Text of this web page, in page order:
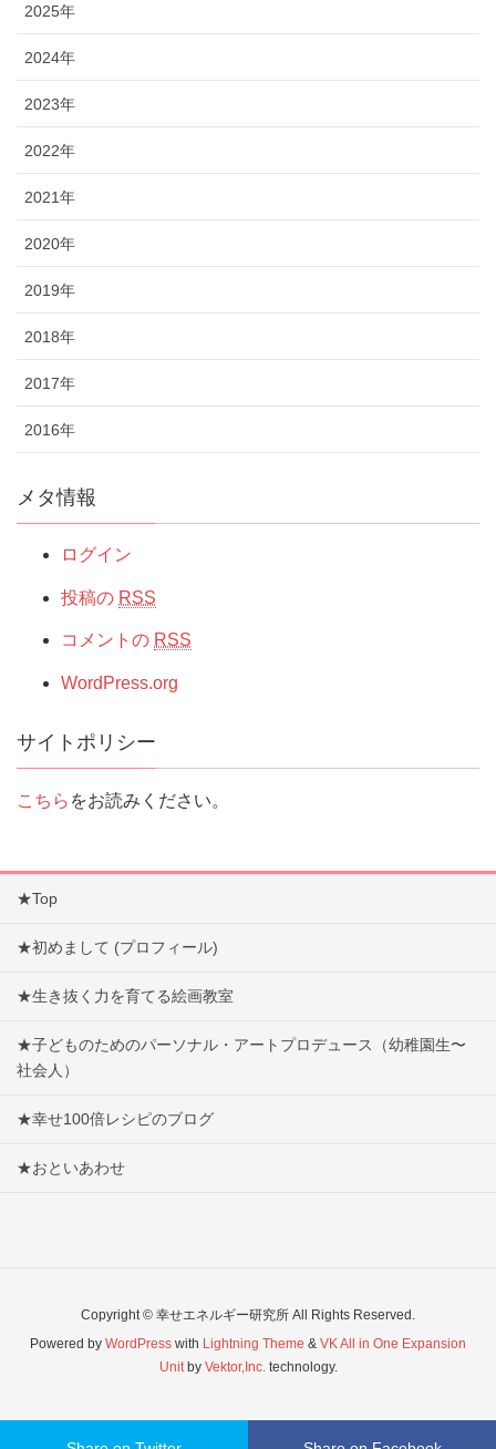
2025年
2024年
2023年
2022年
2021年
2020年
2019年
2018年
2017年
2016年
メタ情報
ログイン
投稿の RSS
コメントの RSS
WordPress.org
サイトポリシー
こちら をお読みください。
★Top
★初めまして (プロフィール)
★生き抜く力を育てる絵画教室
★子どものためのパーソナル・アートプロデュース（幼稚園生〜
社会人）
★幸せ100倍レシピのブログ
★おといあわせ
Copyright © 幸せエネルギー研究所 All Rights Reserved.
Powered by WordPress with Lightning Theme & VK All in One Expansion
Unitby Vektor,Inc.technology.